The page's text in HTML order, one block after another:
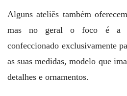
Alguns ateliês também
mas no geral o foco é a
confeccionado exclusivamente
as suas medidas, modelo que
detalhes e ornamentos.